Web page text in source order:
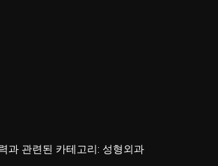
과 관련된 카테고리: 성형외과